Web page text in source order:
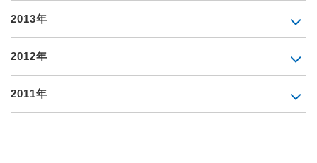
2013年
2012年
2011年